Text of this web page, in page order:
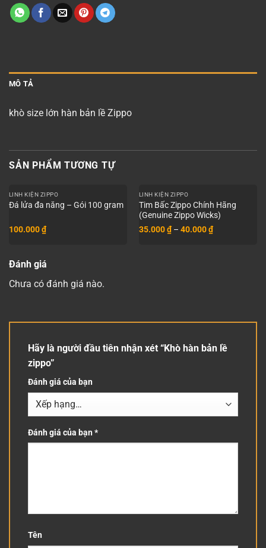
MÔ TẢ
khò size lớn hàn bản lề Zippo
SẢN PHẨM TƯƠNG TỰ
LINH KIỆN ZIPPO
Đá lửa đa năng – Gói 100 gram
100.000₫
LINH KIỆN ZIPPO
Tim Bấc Zippo Chính Hãng
(Genuine Zippo Wicks)
35.000₫ – 40.000₫Khoảng
giá:
Đánh giá
Chưa có đánh giá nào.
Hãy là người đầu tiên nhận xét “Khò hàn bản lề
zippo”
Đánh giá của bạn
Đánh giá của bạn *
Tên